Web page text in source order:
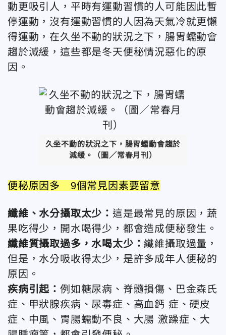
動更吸引人，平時有運動習慣的人可能因此暫
停運動，沒有運動習慣的人因為天氣冷就更懶
得運動，在久坐不動的狀況之下，腸胃蠕動會
趨於減緩，這些都是冬天便秘情況惡化的原
因。
久坐不動的狀況之下，腸胃蠕動會趨於
減緩。（圖／常春月刊）
便秘原因多 9個常見因素要留意
纖維、水分攝取太少： 這是最常見的原因，蔬
果吃得少，開水喝得少，都會造成便秘發生。
纖維質攝取過多，水喝太少： 纖維攝取過量，
但是，水分吸收得太少，是許多成年人便秘的
原因。
疾病引起： 例如糖尿病、脊髓損傷、巴金森氏
症、甲狀腺疾病、尿毒症、高血鈣 症、硬皮
症、中風、胃腸蠕動不良、大腸 激躁症、大